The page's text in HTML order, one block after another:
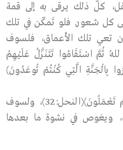
كلُّ ذلك يرقى به إلى قمة
كل شعور. فلو تَمكّن في تلك
تعي تلك الأعماق، فلسوف
ﷲُ ثُمَّ اسْتَقَامُوا تَتَنَزَّلُ عَلَيْهِمُ
بِالْجَنَّةِ الَّتِي كُنْتُمْ تُوعَدُونَ﴾
تَعْمَلُونَ﴾(النحل:32)
، ولسوف
ويغوص في نشوة ما بعدها